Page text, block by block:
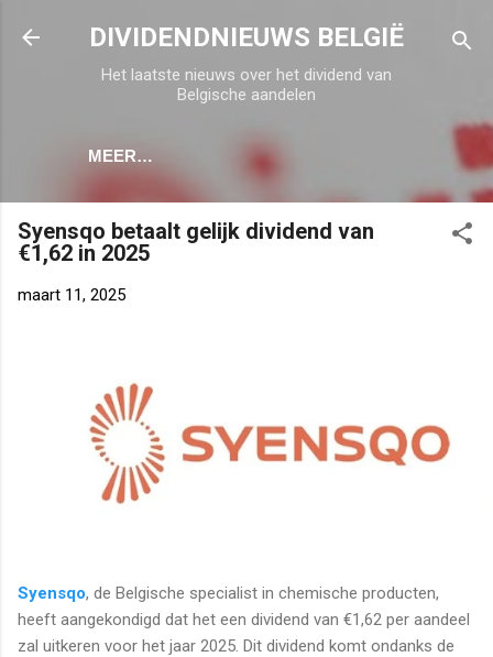
Doorgaan naar hoofdcontent
DIVIDENDNIEUWS BELGIË
Het laatste nieuws over het dividend van
Belgische aandelen
MEER…
Syensqo betaalt gelijk dividend van
€1,62 in 2025
maart 11, 2025
Syensqo, de Belgische specialist in chemische producten,
heeft aangekondigd dat het een dividend van €1,62 per aandeel
zal uitkeren voor het jaar 2025. Dit dividend komt ondanks de